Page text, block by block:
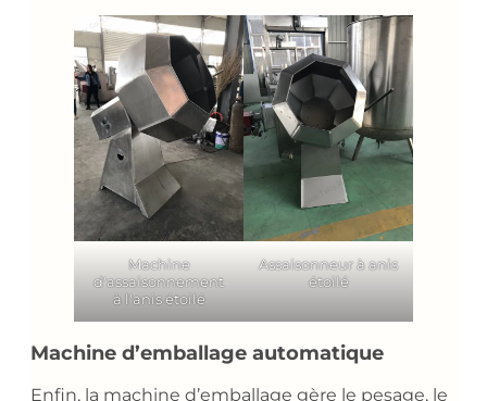
Machine
d'assaisonnement
à l'anis étoilé
Assaisonneur à anis
étoilé
Machine d’emballage automatique
Enfin, la machine d’emballage gère le pesage, le